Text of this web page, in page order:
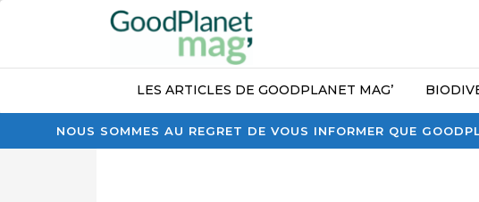
NOUS SOMMES AU REGRET DE VOUS INFORMER QUE
LES ARTICLES DE GOODPLANET MAG’